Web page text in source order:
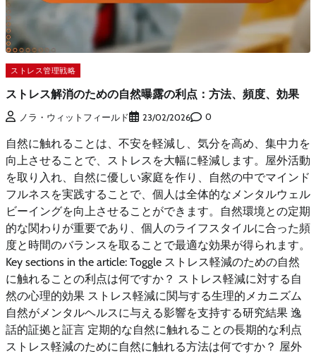
ストレス管理戦略
ストレス解消のための自然曝露の利点：方法、頻度、効果
ノラ・ウィットフィールド 23/02/2026 0
自然に触れることは、不安を軽減し、気分を高め、集中力を
向上させることで、ストレスを大幅に軽減します。屋外活動
を取り入れ、自然に優しい家庭を作り、自然の中でマインド
フルネスを実践することで、個人は全体的なメンタルウェル
ビーイングを向上させることができます。自然環境との定期
的な関わりが重要であり、個人のライフスタイルに合った頻
度と時間のバランスを取ることで最適な効果が得られます。
Key sections in the article: Toggle ストレス軽減のための自然
に触れることの利点は何ですか？ ストレス軽減に対する自
然の心理的効果 ストレス軽減に関与する生理的メカニズム
自然がメンタルヘルスに与える影響を支持する研究結果 逸
話的証拠と証言 定期的な自然に触れることの長期的な利点
ストレス軽減のために自然に触れる方法は何ですか？ 屋外